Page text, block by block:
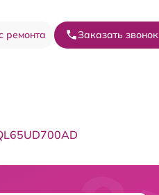
ремонта Заказать звонок